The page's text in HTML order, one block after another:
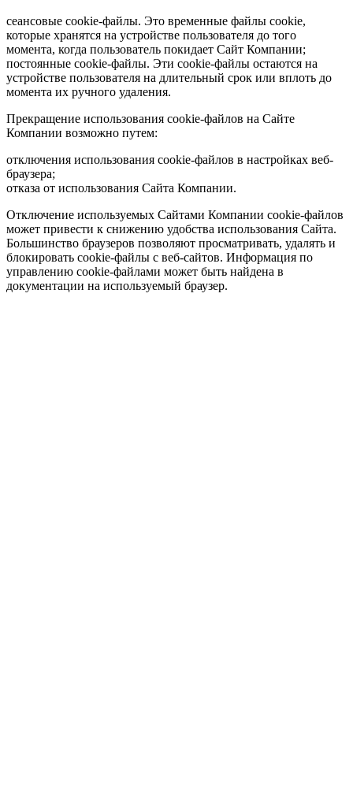
сеансовые cookie-файлы. Это временные файлы cookie,
которые хранятся на устройстве пользователя до того
момента, когда пользователь покидает Сайт Компании;
постоянные cookie-файлы. Эти cookie-файлы остаются на
устройстве пользователя на длительный срок или вплоть до
момента их ручного удаления.
Прекращение использования cookie-файлов на Сайте
Компании возможно путем:
отключения использования cookie-файлов в настройках веб-
браузера;
отказа от использования Сайта Компании.
Отключение используемых Сайтами Компании cookie-файлов
может привести к снижению удобства использования Сайта.
Большинство браузеров позволяют просматривать, удалять и
блокировать cookie-файлы c веб-сайтов. Информация по
управлению cookie-файлами может быть найдена в
документации на используемый браузер.